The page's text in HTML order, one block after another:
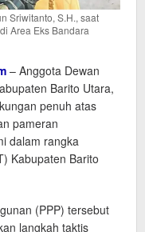
Sriwitanto, S.H., saat
Area Eks Bandara
– Anggota Dewan
Barito Utara,
penuh atas
pameran
dalam rangka
Kabupaten Barito
(PPP) tersebut
langkah taktis